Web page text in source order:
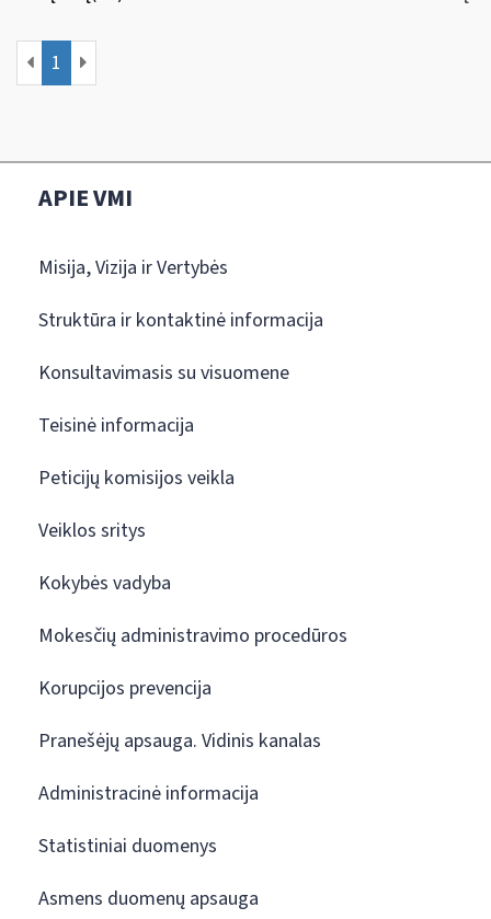
1
APIE VMI
Misija, Vizija ir Vertybės
Struktūra ir kontaktinė informacija
Konsultavimasis su visuomene
Teisinė informacija
Peticijų komisijos veikla
Veiklos sritys
Kokybės vadyba
Mokesčių administravimo procedūros
Korupcijos prevencija
Pranešėjų apsauga. Vidinis kanalas
Administracinė informacija
Statistiniai duomenys
Asmens duomenų apsauga